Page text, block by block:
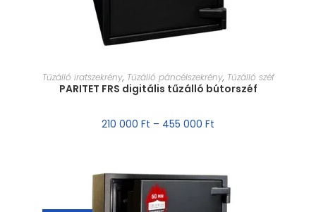
MÉRET VÁLASZTÁSA
Tűzálló iratszekrény, Tűzálló páncélszekrény, Tűzálló széf
PARITET FRS digitális tűzálló bútorszéf
210 000 Ft – 455 000 Ft